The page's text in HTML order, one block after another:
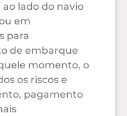
lado do navio
em
para
de embarque
momento, o
os riscos e
pagamento